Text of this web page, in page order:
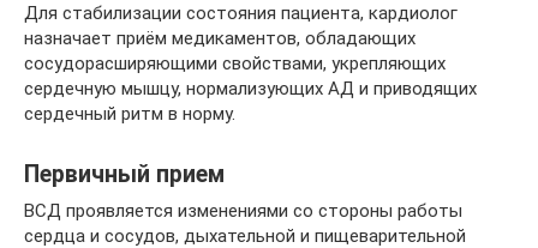
Для стабилизации состояния пациента, кардиолог
назначает приём медикаментов, обладающих
сосудорасширяющими свойствами, укрепляющих
сердечную мышцу, нормализующих АД и приводящих
сердечный ритм в норму.
Первичный прием
ВСД проявляется изменениями со стороны работы
сердца и сосудов, дыхательной и пищеварительной